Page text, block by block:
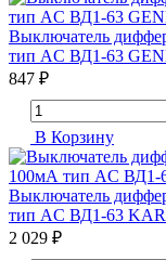
Выключатель
тип AC ВД1-63
847 ₽
В Корзину
Выключатель
тип AC ВД1-63
2 029 ₽